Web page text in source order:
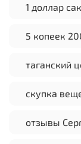
1 доллар
5 копеек
таганский
скупка
отзывы